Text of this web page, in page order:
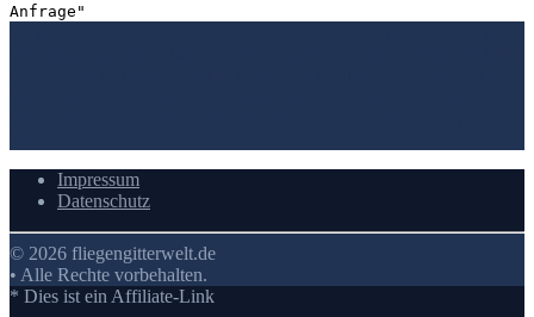
Anfrage"
Impressum
Datenschutz
© 2026 fliegengitterwelt.de
• Alle Rechte vorbehalten.
* Dies ist ein Affiliate-Link